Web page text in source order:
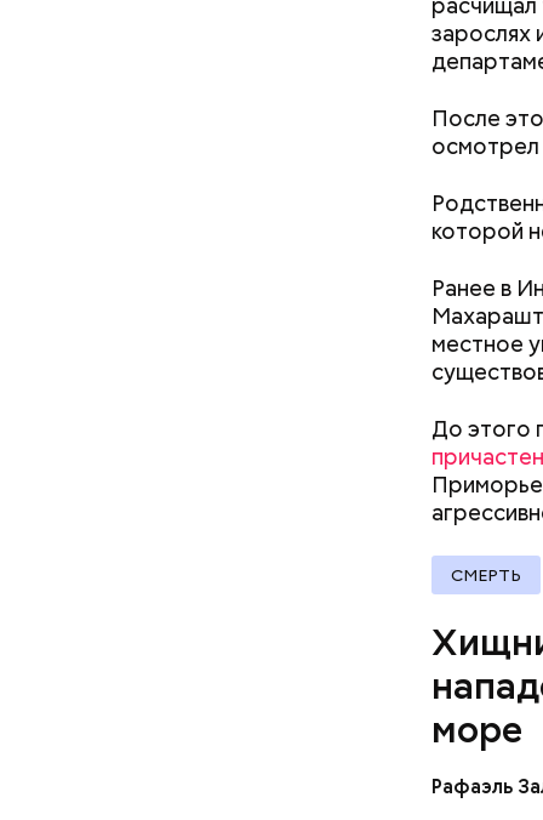
зарослях
После
осмотрел
которой
Ранее в
местное
До этого
СМЕРТЬ
море
Рафаэль
Леонтьев
открытом
прим.
По
раз